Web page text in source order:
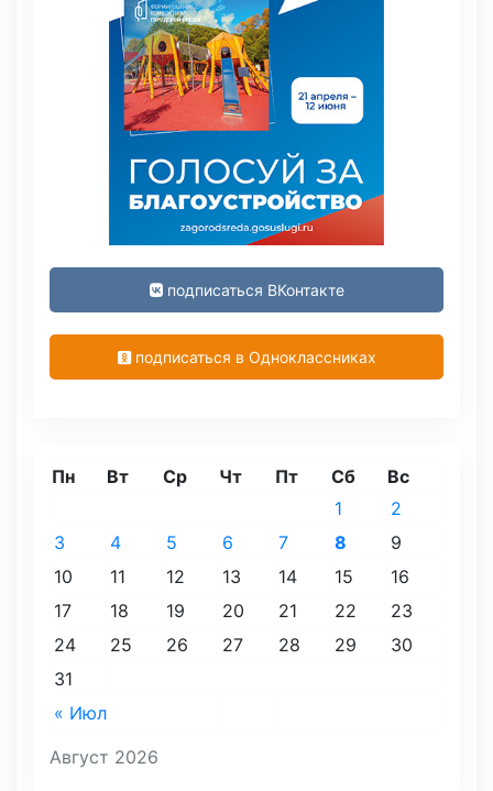
подписаться ВКонтакте
подписаться в Одноклассниках
Август 2026
Пн Вт Ср Чт Пт Сб Вс
« Июл
1
2
3
4 5 6 7 8
9
10
11 12 13 14 15
16
17
18 19 20 21 22
23
24
25 26 27 28 29
30
31